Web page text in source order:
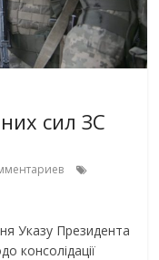
сил ЗС
Указу Президента
консолідації